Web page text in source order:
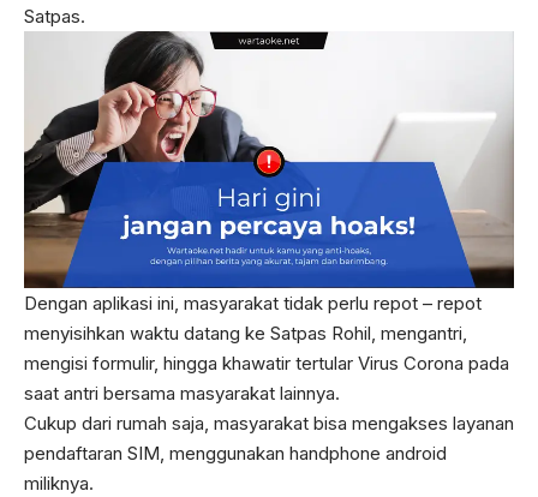
Satpas.
Dengan aplikasi ini, masyarakat tidak perlu repot – repot
menyisihkan waktu datang ke Satpas Rohil, mengantri,
mengisi formulir, hingga khawatir tertular Virus Corona pada
saat antri bersama masyarakat lainnya.
Cukup dari rumah saja, masyarakat bisa mengakses layanan
pendaftaran SIM, menggunakan handphone android
miliknya.